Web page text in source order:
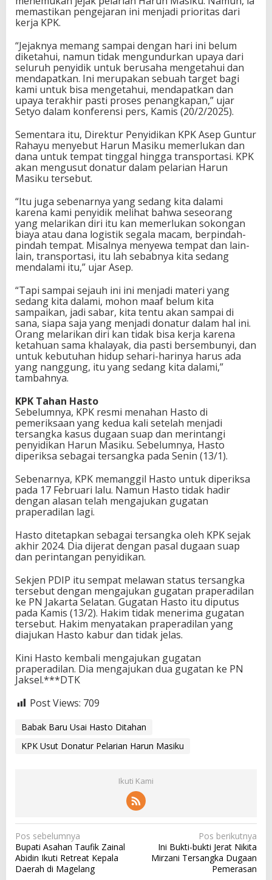
memastikan pengejaran ini menjadi prioritas dari
kerja KPK.
“Jejaknya memang sampai dengan hari ini belum
diketahui, namun tidak mengundurkan upaya dari
seluruh penyidik untuk berusaha mengetahui dan
mendapatkan. Ini merupakan sebuah target bagi
kami untuk bisa mengetahui, mendapatkan dan
upaya terakhir pasti proses penangkapan,” ujar
Setyo dalam konferensi pers, Kamis (20/2/2025).
Sementara itu, Direktur Penyidikan KPK Asep Guntur
Rahayu menyebut Harun Masiku memerlukan dan
dana untuk tempat tinggal hingga transportasi. KPK
akan mengusut donatur dalam pelarian Harun
Masiku tersebut.
“Itu juga sebenarnya yang sedang kita dalami
karena kami penyidik melihat bahwa seseorang
yang melarikan diri itu kan memerlukan sokongan
biaya atau dana logistik segala macam, berpindah-
pindah tempat. Misalnya menyewa tempat dan lain-
lain, transportasi, itu lah sebabnya kita sedang
mendalami itu,” ujar Asep.
“Tapi sampai sejauh ini ini menjadi materi yang
sedang kita dalami, mohon maaf belum kita
sampaikan, jadi sabar, kita tentu akan sampai di
sana, siapa saja yang menjadi donatur dalam hal ini.
Orang melarikan diri kan tidak bisa kerja karena
ketahuan sama khalayak, dia pasti bersembunyi, dan
untuk kebutuhan hidup sehari-harinya harus ada
yang nanggung, itu yang sedang kita dalami,”
tambahnya.
KPK Tahan Hasto
Sebelumnya, KPK resmi menahan Hasto di
pemeriksaan yang kedua kali setelah menjadi
tersangka kasus dugaan suap dan merintangi
penyidikan Harun Masiku. Sebelumnya, Hasto
diperiksa sebagai tersangka pada Senin (13/1).
Sebenarnya, KPK memanggil Hasto untuk diperiksa
pada 17 Februari lalu. Namun Hasto tidak hadir
dengan alasan telah mengajukan gugatan
praperadilan lagi.
Hasto ditetapkan sebagai tersangka oleh KPK sejak
akhir 2024. Dia dijerat dengan pasal dugaan suap
dan perintangan penyidikan.
Sekjen PDIP itu sempat melawan status tersangka
tersebut dengan mengajukan gugatan praperadilan
ke PN Jakarta Selatan. Gugatan Hasto itu diputus
pada Kamis (13/2). Hakim tidak menerima gugatan
tersebut. Hakim menyatakan praperadilan yang
diajukan Hasto kabur dan tidak jelas.
Kini Hasto kembali mengajukan gugatan
praperadilan. Dia mengajukan dua gugatan ke PN
Jaksel.***DTK
Post Views: 709
Babak Baru Usai Hasto Ditahan
KPK Usut Donatur Pelarian Harun Masiku
Ikuti Kami
N
a
v
Pos sebelumnya
Bupati Asahan Taufik Zainal
Abidin Ikuti Retreat Kepala
Daerah di Magelang
Pos berikutnya
Ini Bukti-bukti Jerat Nikita
Mirzani Tersangka Dugaan
Pemerasan